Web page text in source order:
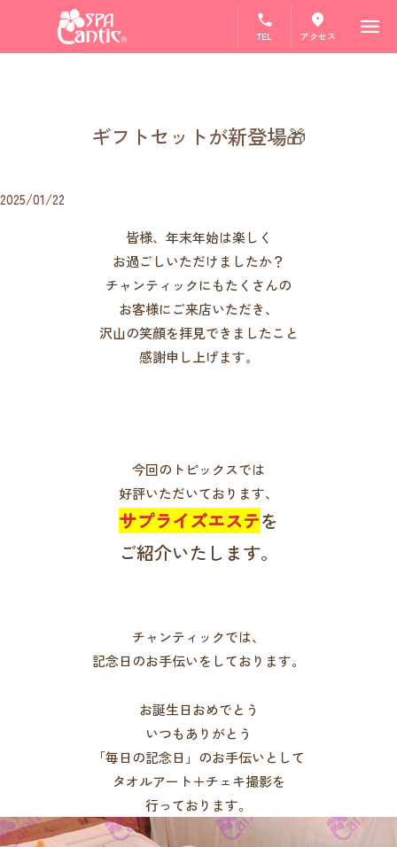
TEL アクセス
ギフトセットが新登場🎁
2025/01/22
皆様、年末年始は楽しく
お過ごしいただけましたか？
チャンティックにもたくさんの
お客様にご来店いただき、
沢山の笑顔を拝見できましたこと
感謝申し上げます。
今回のトピックスでは
好評いただいております、
サプライズエステを
ご紹介いたします。
チャンティックでは、
記念日のお手伝いをしております。
お誕生日おめでとう
いつもありがとう
「毎日の記念日」のお手伝いとして
タオルアート＋チェキ撮影を
行っております。